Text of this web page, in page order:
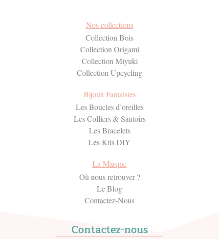
Nos collections
Collection Bois
Collection Origami
Collection Miyuki
Collection Upcycling
Bijoux Fantaisies
Les Boucles d’oreilles
Les Colliers & Sautoirs
Les Bracelets
Les Kits DIY
La Marque
Où nous retrouver ?
Le Blog
Contactez-Nous
Contactez-nous